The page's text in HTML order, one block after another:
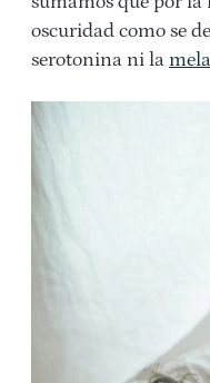
oscuridad como se
serotonina ni la